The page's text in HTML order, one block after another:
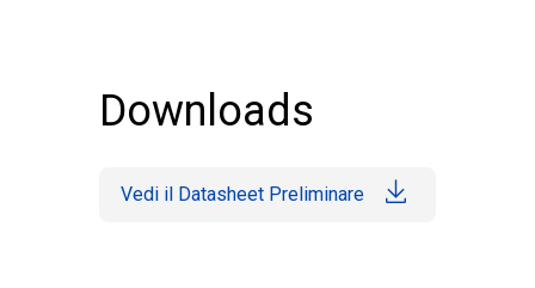
Downloads
Vedi il Datasheet Preliminare